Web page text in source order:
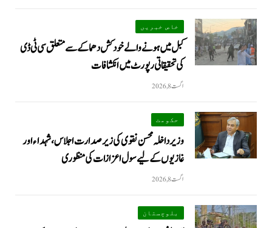
خاص خبریں
کبل میں ہونے والے خودکش دھماکے سے متعلق سی ٹی ڈی
کی تحقیقاتی رپورٹ میں انکشافات
اگست 8, 2026
حکومت
وزیرداخلہ محسن نقوی کی زیر صدارت اجلاس، شہداء اور
غازیوں کے لیے سول اعزازات کی منظوری
اگست 8, 2026
بلوچستان